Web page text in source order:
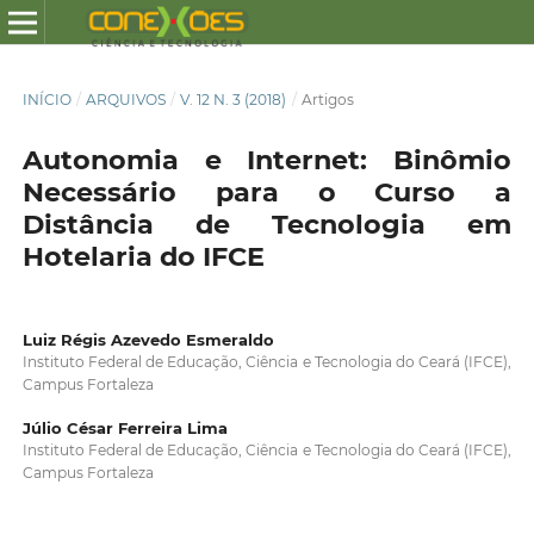
INÍCIO / ARQUIVOS / V. 12 N. 3 (2018) / Artigos
Autonomia e Internet: Binômio
Necessário para o Curso a
Distância de Tecnologia em
Hotelaria do IFCE
Luiz Régis Azevedo Esmeraldo
Instituto Federal de Educação, Ciência e Tecnologia do Ceará (IFCE),
Campus Fortaleza
Júlio César Ferreira Lima
Instituto Federal de Educação, Ciência e Tecnologia do Ceará (IFCE),
Campus Fortaleza